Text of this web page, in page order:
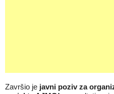
Završio je javni poziv za